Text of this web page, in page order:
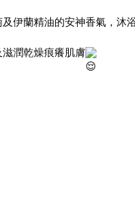
伊蘭精油的安神香氣，沐
潤乾燥痕癢肌膚